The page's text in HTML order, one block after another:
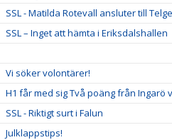
SSL - Matilda Rotevall ansluter till
SSL – Inget att hämta i Eriksdalshallen
Vi söker volontärer!
H1 får med sig Två poäng från Ingarö
SSL - Riktigt surt i Falun
Julklappstips!